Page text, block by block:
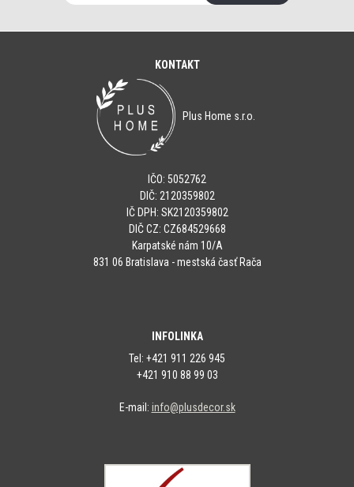
KONTAKT
Plus Home s.r.o.
IČO: 5052762
DIČ: 2120359802
IČ DPH: SK2120359802
DIČ CZ: CZ684529668
Karpatské nám 10/A
831 06 Bratislava - mestská časť Rača
INFOLINKA
Tel: +421 911 226 945
+421 910 88 99 03
E-mail: info@plusdecor.sk